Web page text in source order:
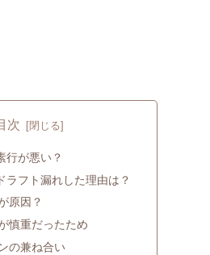
次
行が悪い？
ラフト漏れした理由は？
原因？
慎重だったため
の兼ね合い